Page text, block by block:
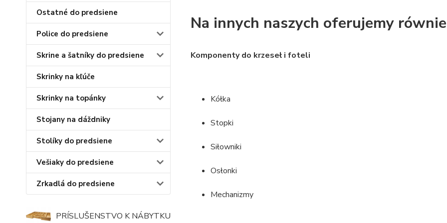
Ostatné do predsiene
Police do predsiene
Skrine a šatníky do predsiene
Skrinky na kľúče
Skrinky na topánky
Stojany na dáždniky
Stolíky do predsiene
Vešiaky do predsiene
Zrkadlá do predsiene
PRÍSLUŠENSTVO K NÁBYTKU
Na innych naszych oferujemy
Komponenty do krzeseł i foteli
Kółka
Stopki
Siłowniki
Osłonki
Mechanizmy